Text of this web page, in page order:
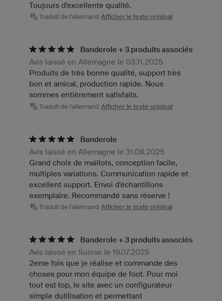
Toujours d'excellente qualité.
Traduit de l'allemand Afficher le texte original
Banderole + 3 produits associés
Avis laissé en Allemagne le 03.11.2025
Produits de très bonne qualité, support très
bon et amical, production rapide. Nous
sommes entièrement satisfaits.
Traduit de l'allemand Afficher le texte original
Banderole
Avis laissé en Allemagne le 31.08.2025
Grand choix de maillots, conception facile,
multiples variations. Communication rapide et
excellent support. Envoi d'échantillons
exemplaire. Recommandé sans réserve !
Traduit de l'allemand Afficher le texte original
Banderole + 3 produits associés
Avis laissé en Suisse le 19.07.2025
2eme fois que je réalise et commande des
choses pour mon équipe de foot. Pour moi
tout est top, le site avec un configurateur
simple dutilisation et permettant